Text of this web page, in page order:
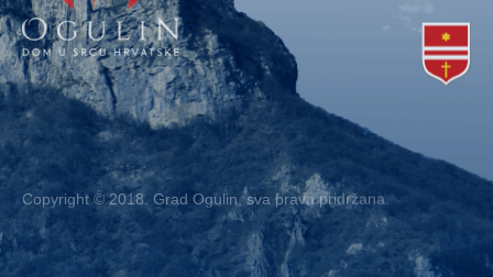
Copyright © 2018. Grad Ogulin, sva prava pridržana.
Design byEA93